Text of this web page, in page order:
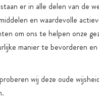
er in alle delen van de
en waardevolle
om ons te helpen onze
manier te bevorderen
wij deze oude